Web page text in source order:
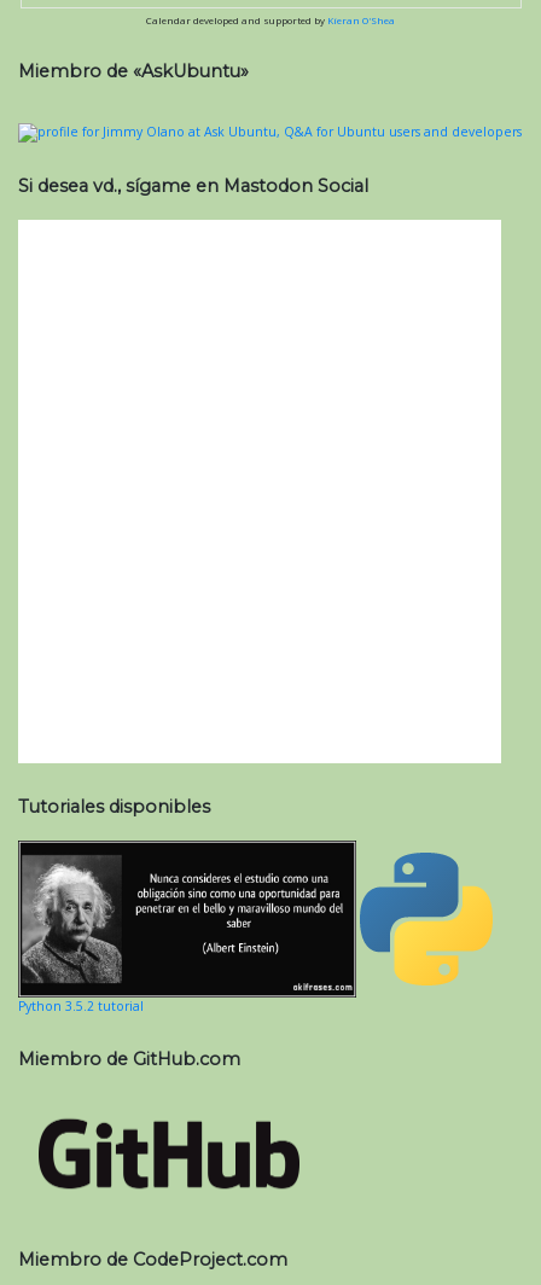
Calendar developed and supported by Kieran O'Shea
Miembro de «AskUbuntu»
Si desea vd., sígame en Mastodon Social
Tutoriales disponibles
Python 3.5.2 tutorial
Miembro de GitHub.com
Miembro de CodeProject.com